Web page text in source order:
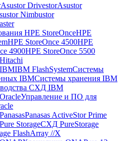
Asustor DrivestorAsustor
Nimbustor
HPE StoreOnceHPE
HPE StoreOnce 4500HPE
4900HPE StoreOnce 5500
IBM FlashSystemСистемы
IBMСистемы хранения IBM
СХД IBM
Управление и ПО для
Panasas ActiveStor Prime
StorageСХД PureStorage
FlashArray //X